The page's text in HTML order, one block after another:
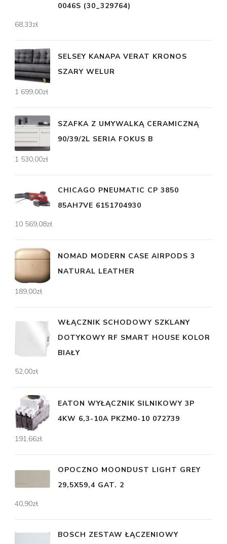
0046S (30_329764)
68,33zł
SELSEY KANAPA VERAT KRONOS
SZARY WELUR
1 699,00zł
SZAFKA Z UMYWALKĄ CERAMICZNĄ
90/39/2L SERIA FOKUS B
1 530,00zł
CHICAGO PNEUMATIC CP 3850
85AH7VE 6151704930
10 569,08zł
NOMAD MODERN CASE AIRPODS 3
NATURAL LEATHER
189,00zł
WŁĄCZNIK SCHODOWY SZKLANY
DOTYKOWY RF SMART HOUSE KOLOR
BIAŁY
52,00zł
EATON WYŁĄCZNIK SILNIKOWY 3P
4KW 6,3-10A PKZM0-10 072739
191,66zł
OPOCZNO MOONDUST LIGHT GREY
29,5X59,4 GAT. 2
40,90zł
BOSCH ZESTAW ŁĄCZENIOWY